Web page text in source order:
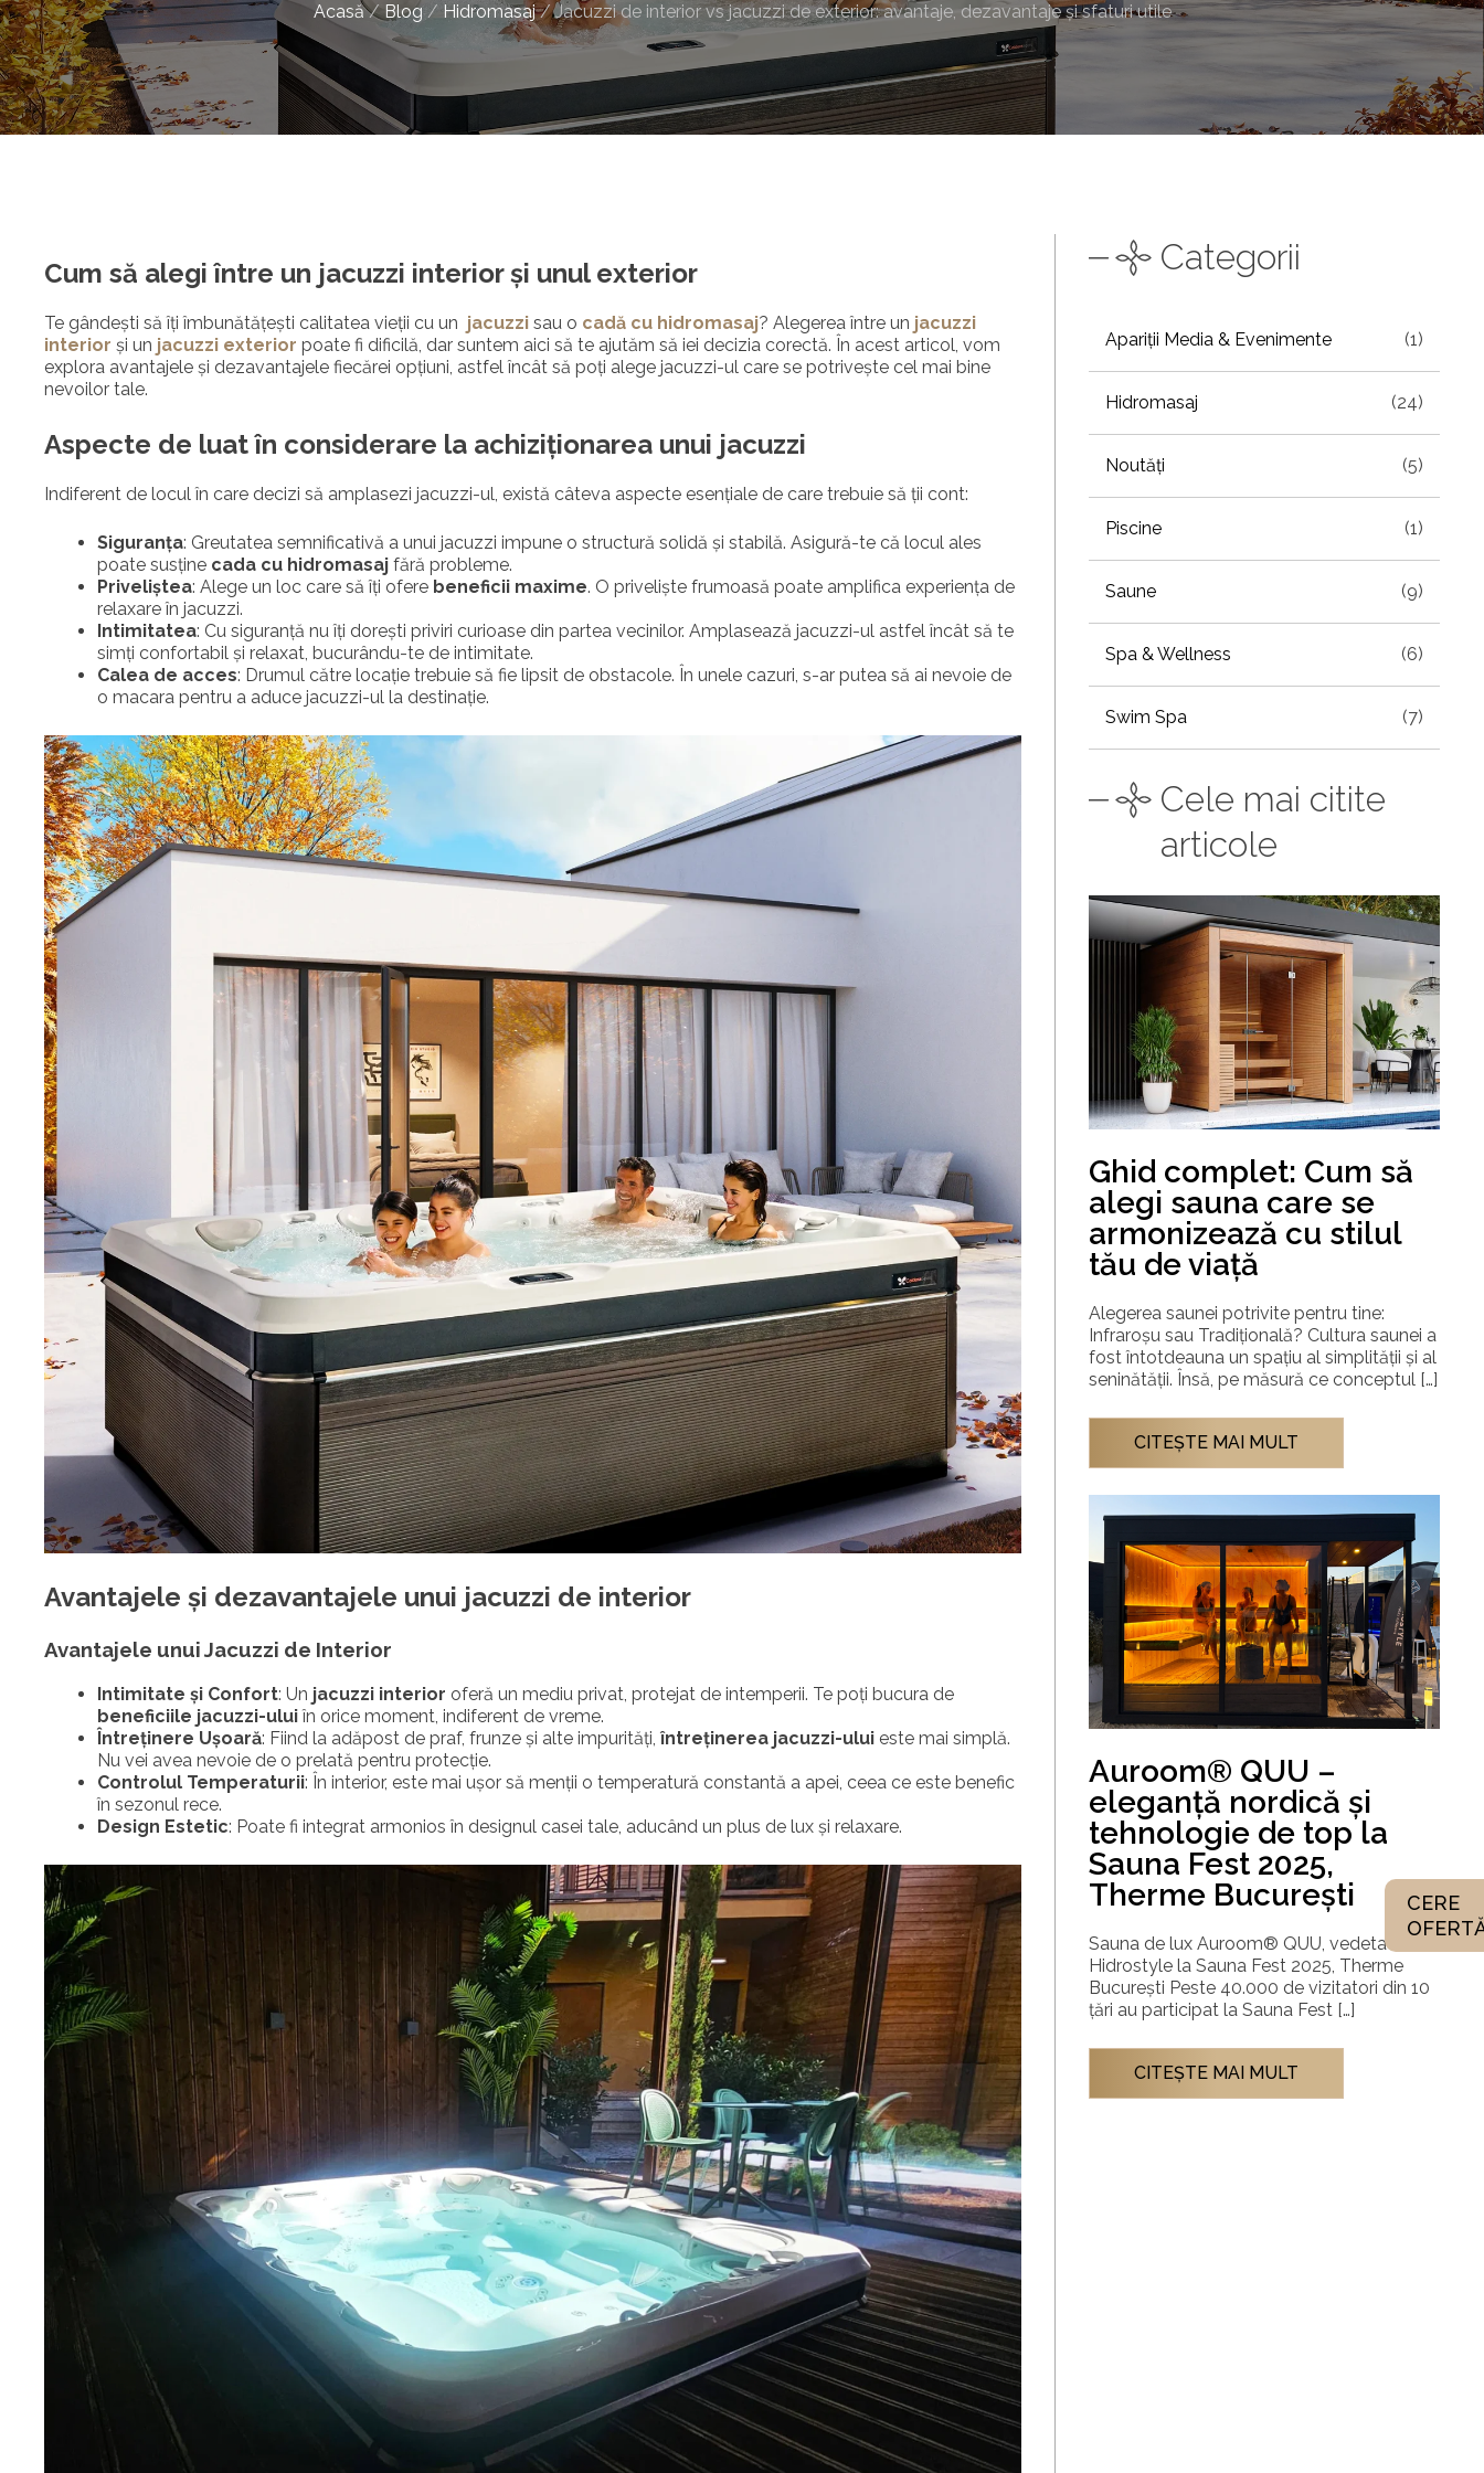
Acasă/Blog / Hidromasaj/Jacuzzi de interior vs jacuzzi de exterior: avantaje, dezavantaje și sfaturi utile
Cum să alegi între un jacuzzi interior și unul exterior
Te gândești să îți îmbunătățești calitatea vieții cu un jacuzzi sau o cadă cu hidromasaj? Alegerea între un jacuzzi
interior și un jacuzzi exterior poate fi dificilă, dar suntem aici să te ajutăm să iei decizia corectă. În acest articol, vom
explora avantajele și dezavantajele fiecărei opțiuni, astfel încât să poți alege jacuzzi-ul care se potrivește cel mai bine
nevoilor tale.
Aspecte de luat în considerare la achiziționarea unui jacuzzi
Indiferent de locul în care decizi să amplasezi jacuzzi-ul, există câteva aspecte esențiale de care trebuie să ții cont:
Siguranța: Greutatea semnificativă a unui jacuzzi impune o structură solidă și stabilă. Asigură-te că locul ales
poate susține cada cu hidromasaj fără probleme.
Priveliștea: Alege un loc care să îți ofere beneficii maxime. O priveliște frumoasă poate amplifica experiența de
relaxare în jacuzzi.
Intimitatea: Cu siguranță nu îți dorești priviri curioase din partea vecinilor. Amplasează jacuzzi-ul astfel încât să te
simți confortabil și relaxat, bucurându-te de intimitate.
Calea de acces: Drumul către locație trebuie să fie lipsit de obstacole. În unele cazuri, s-ar putea să ai nevoie de
o macara pentru a aduce jacuzzi-ul la destinație.
Avantajele și dezavantajele unui jacuzzi de interior
Avantajele unui Jacuzzi de Interior
Intimitate și Confort: Un jacuzzi interior oferă un mediu privat, protejat de intemperii. Te poți bucura de
beneficiile jacuzzi-uluiîn orice moment, indiferent de vreme.
Întreținere Ușoară: Fiind la adăpost de praf, frunze și alte impurități, întreținerea jacuzzi-ului este mai simplă.
Nu vei avea nevoie de o prelată pentru protecție.
Controlul Temperaturii: În interior, este mai ușor să menții o temperatură constantă a apei, ceea ce este benefic
în sezonul rece.
Design Estetic: Poate fi integrat armonios în designul casei tale, aducând un plus de lux și relaxare.
Categorii
Apariții Media & Evenimente (1)
Hidromasaj (24)
Noutăți (5)
Piscine (1)
Saune (9)
Spa & Wellness (6)
Swim Spa (7)
Cele mai citite
articole
Ghid complet: Cum să
alegi sauna care se
armonizează cu stilul
tău de viață
Alegerea saunei potrivite pentru tine:
Infraroșu sau Tradițională? Cultura saunei a
fost întotdeauna un spațiu al simplității și al
seninătății. Însă, pe măsură ce conceptul […]
CITEŞTE MAI MULT
Auroom® QUU –
eleganță nordică și
tehnologie de top la
Sauna Fest 2025,
Therme București
Sauna de lux Auroom® QUU, vedeta
Hidrostyle la Sauna Fest 2025, Therme
București Peste 40.000 de vizitatori din 10
țări au participat la Sauna Fest […]
CITEŞTE MAI MULT
CERE